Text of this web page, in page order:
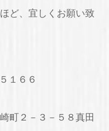
ど、宜しくお願い致
１６６
町２－３－５８真田